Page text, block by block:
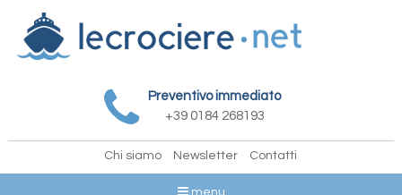
Preventivo immediato
+39 0184 268193
Chi siamo Newsletter Contatti
menu